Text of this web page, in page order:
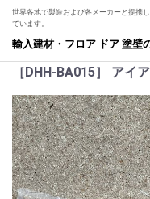
世界各地で製造および各メーカーと提携
ています。
輸入建材・フロア ドア 塗壁
［DHH-BA015］ アイ